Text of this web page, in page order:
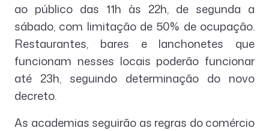
ao público das 11h às 22h, de segunda a
sábado, com limitação de 50% de ocupação.
Restaurantes, bares e lanchonetes que
funcionam nesses locais poderão funcionar
até 23h, seguindo determinação do novo
decreto.
As academias seguirão as regras do comércio